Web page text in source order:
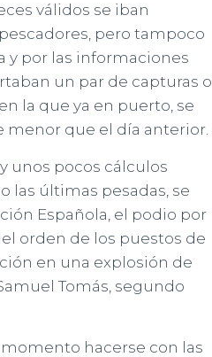
válidos se iban
pero tampoco
y por las informaciones
un par de capturas o
la que ya en puerto, se
menor que el día anterior.
unos pocos cálculos
las últimas pesadas, se
Española, el podio por
orden de los puestos de
en una explosión de
Tomás, segundo
hacerse con las